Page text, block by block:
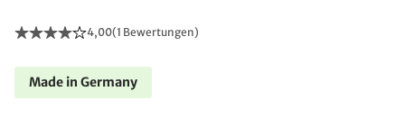
4,00(1 Bewertungen)
Made in Germany